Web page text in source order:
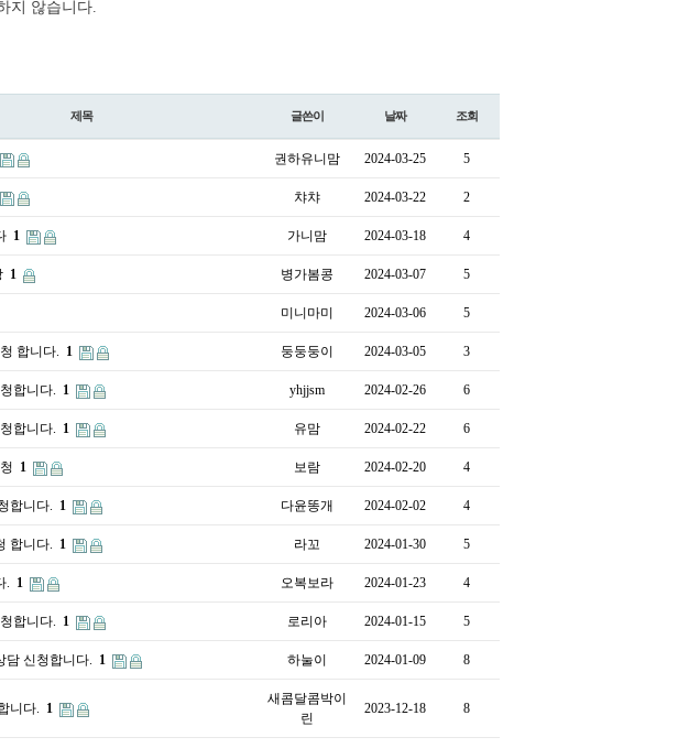
지 않습니다.
제목 글쓴이 날짜 조회
권하유니맘 2024-03-25 5
챠챠 2024-03-22 2
1 가니맘 2024-03-18 4
1 병가봄콩 2024-03-07 5
미니마미 2024-03-06 5
합니다. 1 둥둥둥이 2024-03-05 3
합니다. 1 yhjjsm 2024-02-26 6
합니다. 1 유맘 2024-02-22 6
1 보람 2024-02-20 4
합니다. 1 다윤똥개 2024-02-02 4
합니다. 1 라꼬 2024-01-30 5
. 1 오복보라 2024-01-23 4
합니다. 1 로리아 2024-01-15 5
담 신청합니다. 1 하눌이 2024-01-09 8
니다. 1
새콤달콤박이
린
2023-12-18 8